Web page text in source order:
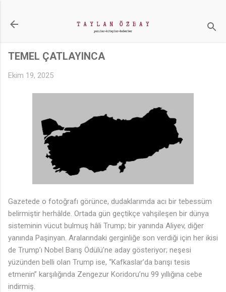
TEMEL ÇATLAYINCA
Ekim 19, 2025
Gazetede o fotoğrafı görünce, dudaklarımda acı bir tebessüm
belirmiştir herhâlde. Ortada gün geçtikçe vahşileşen bir dünya
sisteminin vücut bulmuş hâli Trump; bir yanında Aliyev, diğer
yanında Paşinyan. Aralarındaki gerginliğe son verdiği için her ikisi
de Trump’ı Nobel Barış Ödülü’ne aday gösteriyor; neşesi
yüzünden belli olan Trump ise, “Kafkaslar’da barışı tesis
etmenin” karşılığında Zengezur Koridoru’nu 99 yıllığına cebe
indirmiş.